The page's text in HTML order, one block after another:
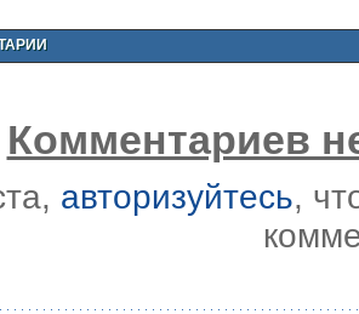
Комментариев
авторизуйтесь,